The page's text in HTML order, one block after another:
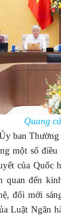
Quang
ban
một số
của Quốc
quan đến
đổi mới
Luật Ngân